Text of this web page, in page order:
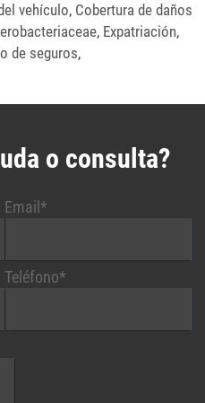
vehículo, Cobertura de daños
, Expatriación,
de seguros,
o consulta?
Email*
Teléfono*